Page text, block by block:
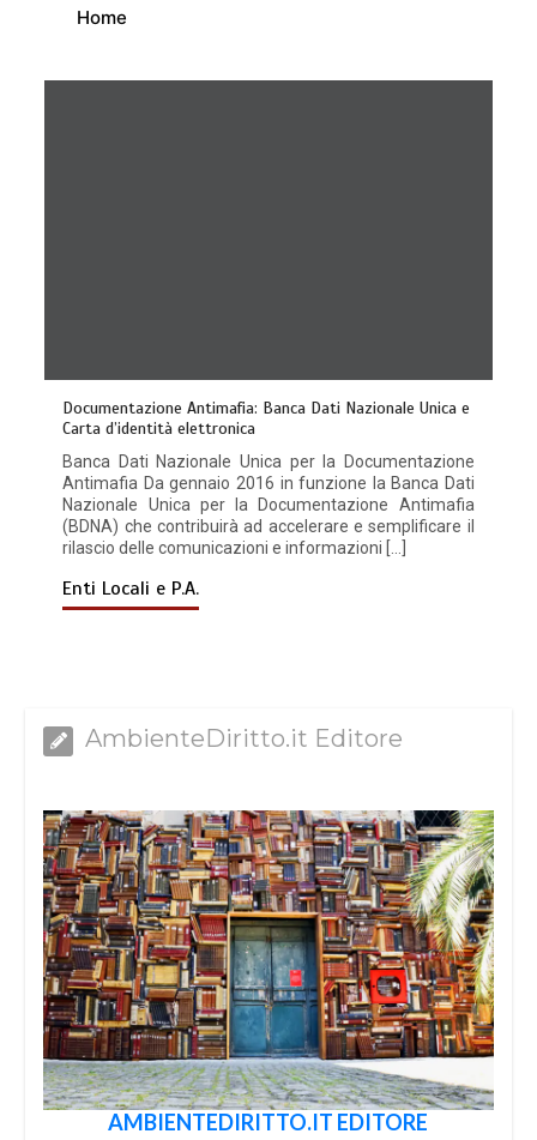
Home
Documentazione Antimafia: Banca Dati Nazionale Unica e
Carta d’identità elettronica
Banca Dati Nazionale Unica per la Documentazione
Antimafia Da gennaio 2016 in funzione la Banca Dati
Nazionale Unica per la Documentazione Antimafia
(BDNA) che contribuirà ad accelerare e semplificare il
rilascio delle comunicazioni e informazioni […]
Enti Locali e P.A.
AmbienteDiritto.it Editore
AMBIENTEDIRITTO.IT EDITORE